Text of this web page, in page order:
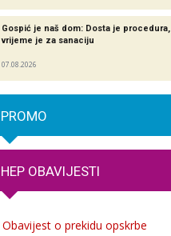
Gospić je naš dom: Dosta je procedura,
vrijeme je za sanaciju
07.08.2026
PROMO
HEP OBAVIJESTI
Obavijest o prekidu opskrbe